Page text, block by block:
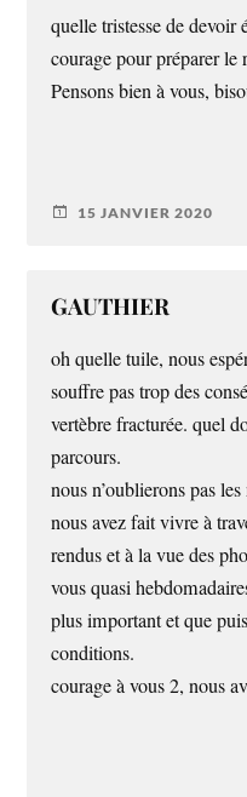
quelle tristesse de
courage pour préparer le
Pensons bien à vous,
15 JANVIER 2020
GAUTHIER
oh quelle tuile, nous
souffre pas trop des
vertèbre fracturée. quel
parcours.
nous n’oublierons pas
nous avez fait vivre à
rendus et à la vue des
vous quasi
plus important et que
conditions.
courage à vous 2, nous